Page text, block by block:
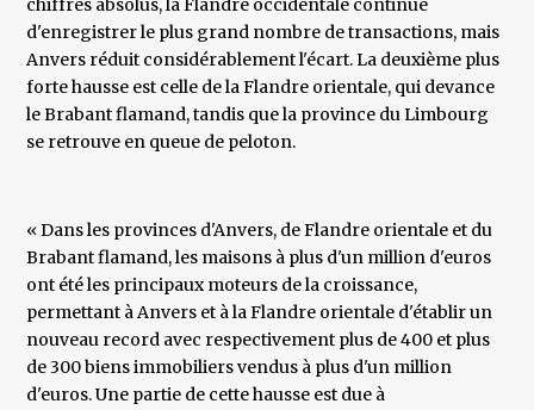
chiffres absolus, la Flandre occidentale continue
d'enregistrer le plus grand nombre de transactions, mais
Anvers réduit considérablement l'écart. La deuxième plus
forte hausse est celle de la Flandre orientale, qui devance
le Brabant flamand, tandis que la province du Limbourg
se retrouve en queue de peloton.
« Dans les provinces d'Anvers, de Flandre orientale et du
Brabant flamand, les maisons à plus d'un million d'euros
ont été les principaux moteurs de la croissance,
permettant à Anvers et à la Flandre orientale d'établir un
nouveau record avec respectivement plus de 400 et plus
de 300 biens immobiliers vendus à plus d'un million
d'euros. Une partie de cette hausse est due à